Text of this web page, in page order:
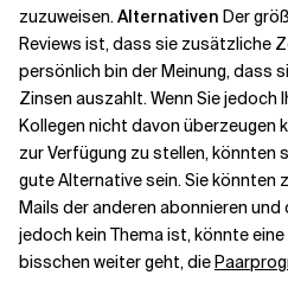
zuzuweisen.Alternativen Der
Reviews ist, dass sie zusätzliche
persönlich bin der Meinung, dass
Zinsen auszahlt. Wenn Sie jedoch
Kollegen nicht davon überzeugen
zur Verfügung zu stellen, könnten
gute Alternative sein. Sie könnten
Mails der anderen abonnieren
jedoch kein Thema ist, könnte
bisschen weiter geht, die